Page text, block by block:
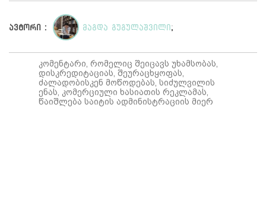
ავტორი : მაგდა გუგულაშვილი ;
კომენტარი, რომელიც შეიცავს უხამსობას,
დისკრედიტაციას, შეურაცხყოფას,
ძალადობისკენ მოწოდებას, სიძულვილის
ენას, კომერციული ხასიათის რეკლამას,
წაიშლება საიტის ადმინისტრაციის მიერ